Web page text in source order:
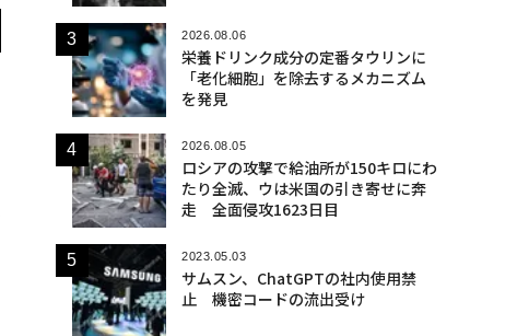
2026.08.06
栄養ドリンク成分の定番タウリンに
「老化細胞」を除去するメカニズム
を発見
2026.08.05
ロシアの攻撃で給油所が150キロにわ
たり全滅、ウは米国の引き寄せに奔
走 全面侵攻1623日目
2023.05.03
サムスン、ChatGPTの社内使用禁
止 機密コードの流出受け